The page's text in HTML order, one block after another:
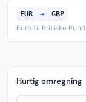
EUR → GBP
Euro til Britiske Pund
Hurtig omregning